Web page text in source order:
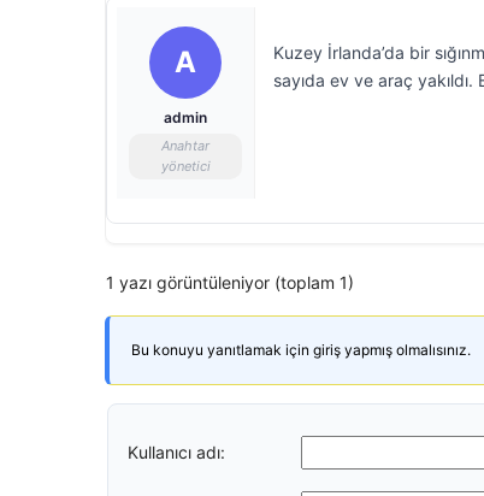
A
admin
Anahtar
yönetici
Kuzey İrlanda’da bir
sayıda ev ve araç
1 yazı görüntüleniyor (toplam 1)
Bu konuyu yanıtlamak için giriş yapmış olmalısınız.
Kullanıcı adı: